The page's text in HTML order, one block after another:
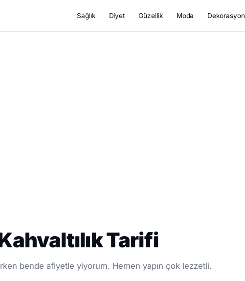
Sağlık Diyet Güzellik Moda Dekorasyon
Tarifi
bende afiyetle yiyorum. Hemen yapın çok lezzetli.